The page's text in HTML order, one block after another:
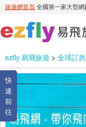
ezfly 易飛旅遊 > 全球訂房
快
速
前
往